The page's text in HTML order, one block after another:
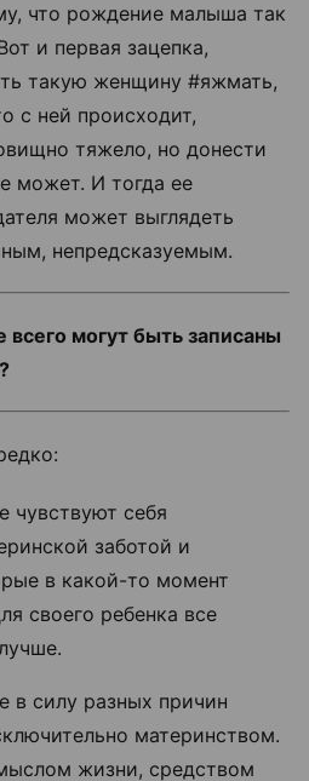
что рождение малыша так
и первая зацепка,
такую женщину #яжмать,
с ней происходит,
тяжело, но донести
может. И тогда ее
может выглядеть
непредсказуемым.
могут быть записаны
себя
заботой и
в какой-то момент
своего ребенка все
в силу разных причин
материнством.
жизни, средством